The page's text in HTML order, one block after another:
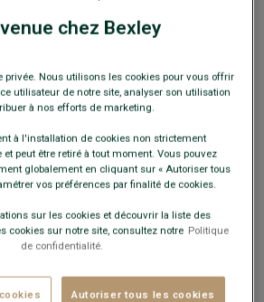
TAUPE CHINÉ
allure chic en toute circonstance.
dans un tissu haut de gamme
double fil Super 110’s d’une maison
renommée. C’est la plus vieille filature
produisant les draperies parmi les plus
homme depuis 15 générations.
chez Bexley
privée. Nous utilisons les cookies pour vous offrir
utilisateur de notre site, analyser son utilisation
à nos efforts de marketing.
à l'installation de cookies non strictement
peut être retiré à tout moment. Vous pouvez
globalement en cliquant sur « Autoriser tous
vos préférences par finalité de cookies.
sur les cookies et découvrir la liste des
cookies sur notre site, consultez notre Politique
de confidentialité.
Autoriser tous les cookies